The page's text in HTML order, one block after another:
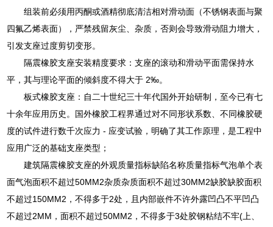
组装前必须用丙酮或酒精彻底清洁相对滑动面（不锈钢表面与聚
四氟乙烯表面），严禁残留灰尘、杂质，否则会导致滑动阻力增大，
引发支座过度剪切变形。
隔震橡胶支座安装精度要求：支座的滚动和滑动平面需保持水
平，其与理论平面的倾斜度不得大于 2‰。
板式橡胶支座：自二十世纪三十年代国外开始研制，至今已有七
十余年应用历史。国外橡胶工程界通过对不同形状系数、不同橡胶硬
度的试件进行数千次应力 - 应变试验，明确了其工作原理，是工程中
应用广泛的基础支座类型；
建筑隔震橡胶支座的外观质量指标缺陷名称质量指标气泡单个表
面气泡面积不超过50MM2杂质杂质面积不超过30MM2缺胶缺胶面积
不超过150MM2，不得多于2处，且内部嵌件不许外露凹凸不平凹凸
不超过2MM，面积不超过50MM2，不得多于3处胶钢粘结不牢(上、